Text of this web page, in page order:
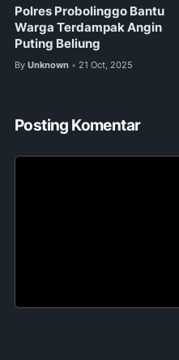
Polres Probolinggo Bantu
Warga Terdampak Angin
Puting Beliung
By Unknown • 21 Oct, 2025
Posting Komentar